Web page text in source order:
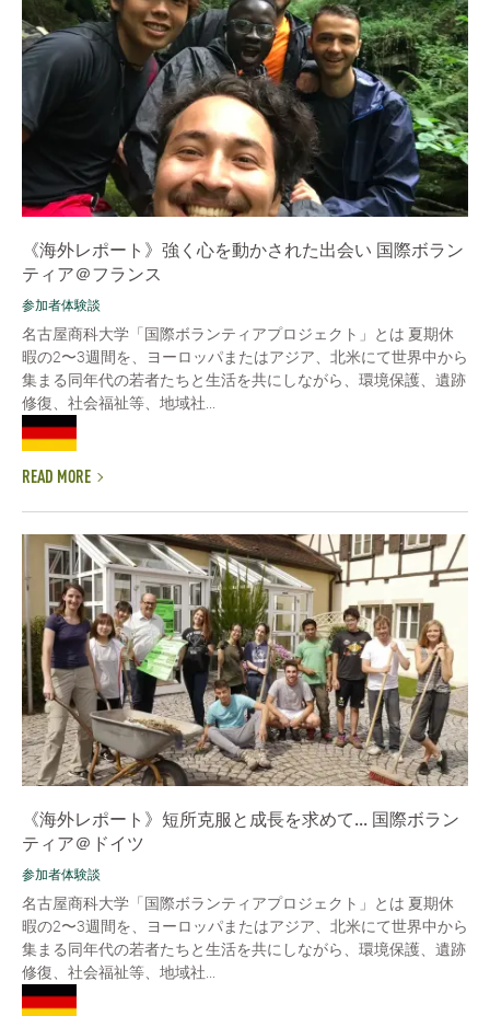
《海外レポート》強く心を動かされた出会い 国際ボラン
ティア＠フランス
参加者体験談
名古屋商科大学「国際ボランティアプロジェクト」とは 夏期休
暇の2〜3週間を、ヨーロッパまたはアジア、北米にて世界中から
集まる同年代の若者たちと生活を共にしながら、環境保護、遺跡
修復、社会福祉等、地域社...
READ MORE
《海外レポート》短所克服と成長を求めて... 国際ボラン
ティア＠ドイツ
参加者体験談
名古屋商科大学「国際ボランティアプロジェクト」とは 夏期休
暇の2〜3週間を、ヨーロッパまたはアジア、北米にて世界中から
集まる同年代の若者たちと生活を共にしながら、環境保護、遺跡
修復、社会福祉等、地域社...